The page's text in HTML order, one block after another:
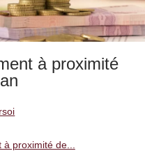
à proximité
proximité de...